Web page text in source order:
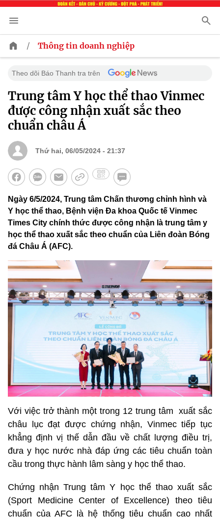
/ Thông tin doanh nghiệp
Theo dõi Báo Thanh tra trên
Trung tâm Y học thể thao Vinmec
được công nhận xuất sắc theo
chuẩn châu Á
Thứ hai, 06/05/2024 - 21:37
Ngày 6/5/2024, Trung tâm Chấn thương chỉnh hình và
Y học thể thao, Bệnh viện Đa khoa Quốc tế Vinmec
Times City chính thức được công nhận là trung tâm y
học thể thao xuất sắc theo chuẩn của Liên đoàn Bóng
đá Châu Á (AFC).
Với việc trở thành một trong 12 trung tâm xuất sắc
châu lục đạt được chứng nhận, Vinmec tiếp tục
khẳng định vị thế dẫn đầu về chất lượng điều trị,
đưa y học nước nhà đáp ứng các tiêu chuẩn toàn
cầu trong thực hành lâm sàng y học thể thao.
Chứng nhận Trung tâm Y học thể thao xuất sắc
(Sport Medicine Center of Excellence) theo tiêu
chuẩn của AFC là hệ thống tiêu chuẩn cao nhất